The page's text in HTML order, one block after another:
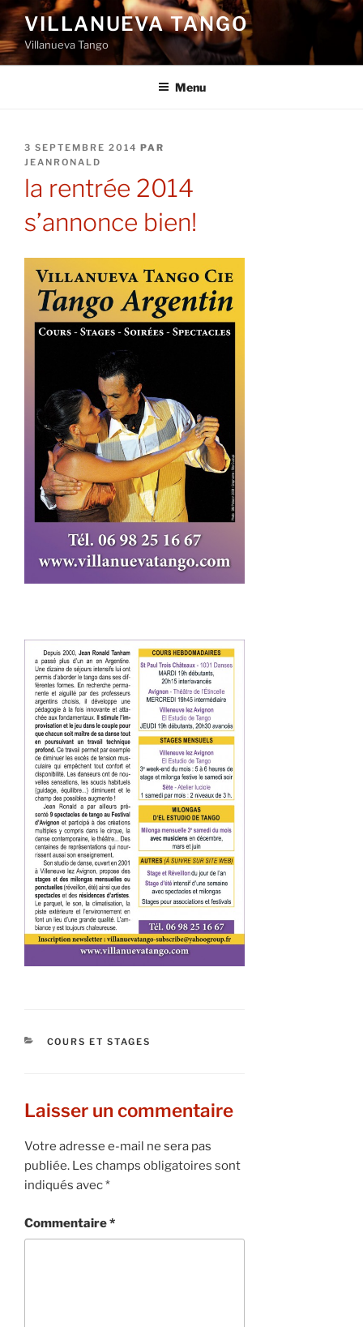
Aller
au
contenu
principal
VILLANUEVA TANGO
Villanueva Tango
Menu
PUBLIÉ
LE
3 SEPTEMBRE 2014 PAR
JEANRONALD
la rentrée 2014
s’annonce bien!
CATÉGORIES
COURS ET STAGES
Laisser un commentaire
Votre adresse e-mail ne sera pas
publiée. Les champs obligatoires sont
indiqués avec*
Commentaire*